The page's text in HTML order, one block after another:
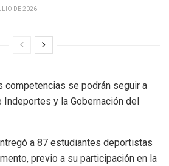
DE 2026
se podrán seguir a
y la Gobernación del
a 87 estudiantes deportistas
previo a su participación en la